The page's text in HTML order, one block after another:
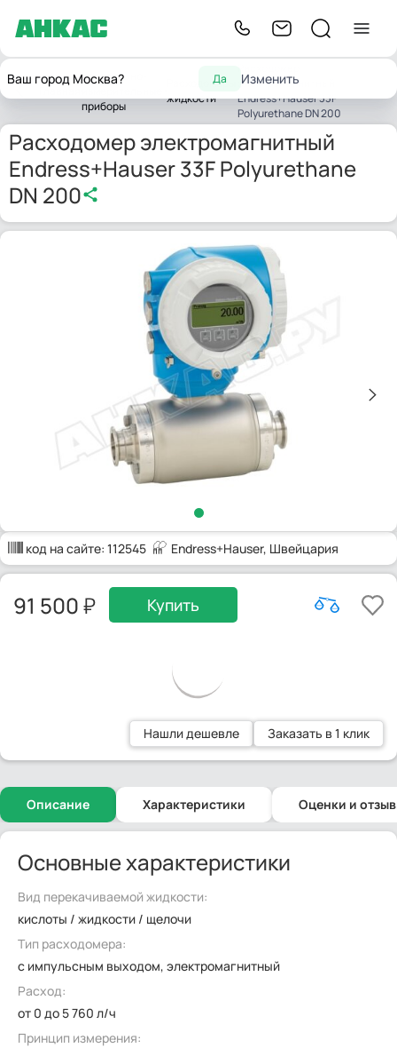
Ваш город Москва? Да Изменить
Главная
Контрольно-
приборы
Расходомеры
жидкости
электромагнитный
Endress+Hauser 33F
Polyurethane DN 200
Расходомер электромагнитный
Endress+Hauser 33F Polyurethane
DN 200
код на сайте: 112545 Endress+Hauser, Швейцария
91 500 Купить
Нашли дешевле Заказать в 1 клик
Описание Характеристики Оценки и
Основные характеристики
Вид перекачиваемой жидкости:
кислоты / жидкости / щелочи
Тип расходомера:
с импульсным выходом, электромагнитный
Расход:
от 0 до 5 760 л/ч
Принцип измерения: